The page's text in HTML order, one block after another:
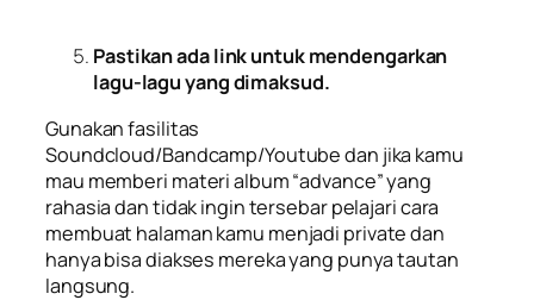
Pastikan ada link untuk mendengarkan
lagu-lagu yang dimaksud.
Gunakan fasilitas
Soundcloud/Bandcamp/Youtube dan jika kamu
mau memberi materi album “advance” yang
rahasia dan tidak ingin tersebar pelajari cara
membuat halaman kamu menjadi private dan
hanya bisa diakses mereka yang punya tautan
langsung.